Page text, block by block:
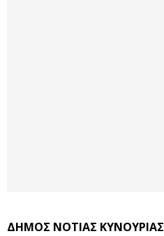
ΔΗΜΟΣ ΝΟΤΙΑΣ ΚΥΝΟΥΡΙΑΣ